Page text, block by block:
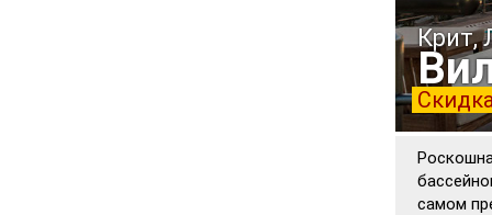
Крит,
самом